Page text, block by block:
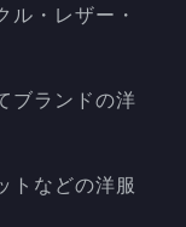
ル・レザー・
ブランドの洋
トなどの洋服